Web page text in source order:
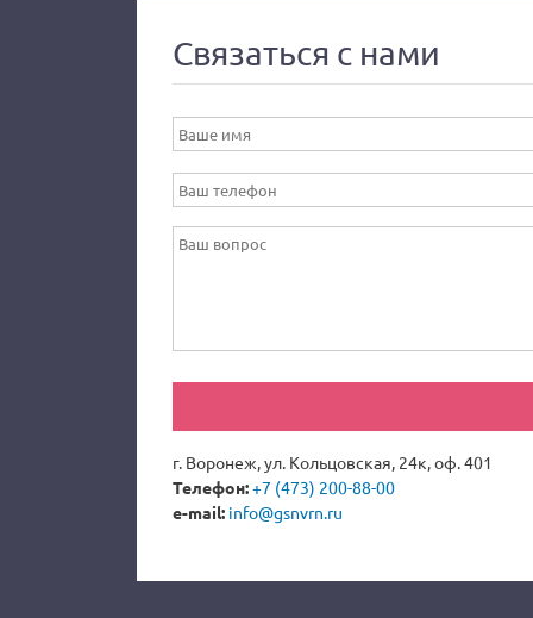
Связаться с нами
г. Воронеж, ул. Кольцовская, 24к, оф. 401
Телефон:+7 (473) 200-88-00
e-mail: info@gsnvrn.ru